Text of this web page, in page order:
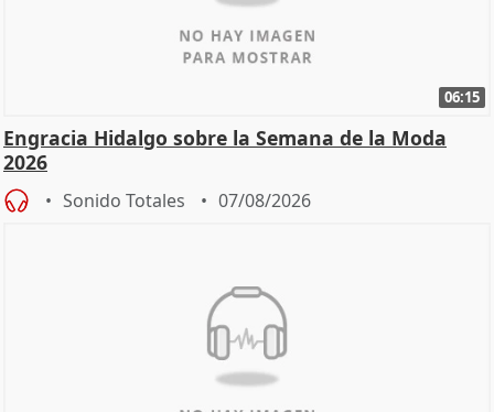
06:15
Engracia Hidalgo sobre la Semana de la Moda
2026
Sonido Totales 07/08/2026